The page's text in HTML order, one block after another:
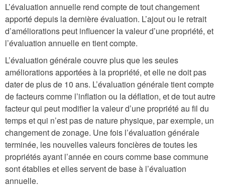
L’évaluation annuelle rend compte de tout changement
apporté depuis la dernière évaluation. L’ajout ou le retrait
d’améliorations peut influencer la valeur d’une propriété, et
l’évaluation annuelle en tient compte.
L’évaluation générale couvre plus que les seules
améliorations apportées à la propriété, et elle ne doit pas
dater de plus de 10 ans. L’évaluation générale tient compte
de facteurs comme l’inflation ou la déflation, et de tout autre
facteur qui peut modifier la valeur d’une propriété au fil du
temps et qui n’est pas de nature physique, par exemple, un
changement de zonage. Une fois l’évaluation générale
terminée, les nouvelles valeurs foncières de toutes les
propriétés ayant l’année en cours comme base commune
sont établies et elles servent de base à l’évaluation
annuelle.